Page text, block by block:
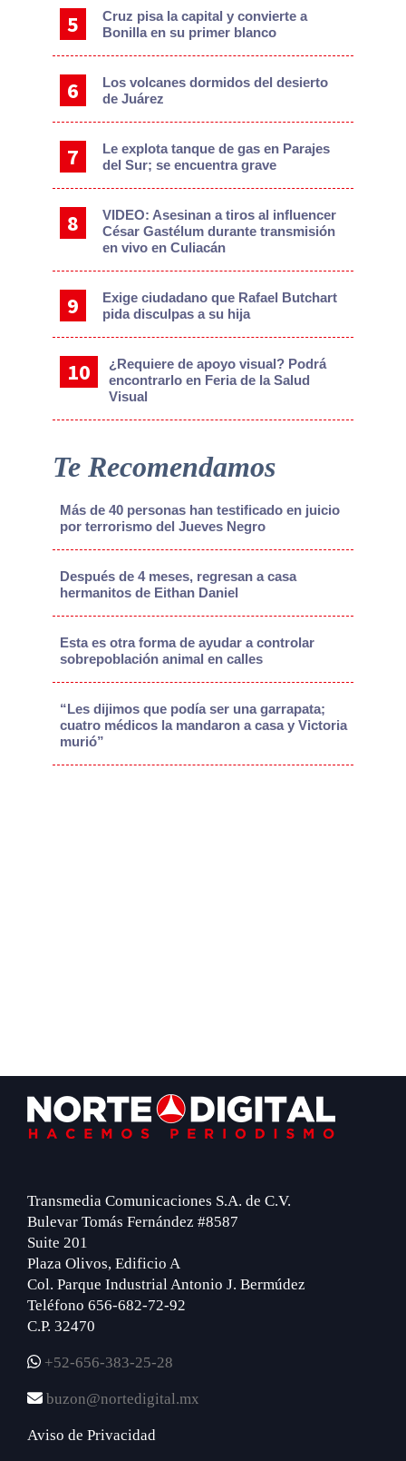
Cruz pisa la capital y convierte a
Bonilla en su primer blanco
Los volcanes dormidos del desierto
de Juárez
Le explota tanque de gas en Parajes
del Sur; se encuentra grave
VIDEO: Asesinan a tiros al influencer
César Gastélum durante transmisión
en vivo en Culiacán
Exige ciudadano que Rafael Butchart
pida disculpas a su hija
¿Requiere de apoyo visual? Podrá
encontrarlo en Feria de la Salud
Visual
Te Recomendamos
Más de 40 personas han testificado en juicio
por terrorismo del Jueves Negro
Después de 4 meses, regresan a casa
hermanitos de Eithan Daniel
Esta es otra forma de ayudar a controlar
sobrepoblación animal en calles
“Les dijimos que podía ser una garrapata;
cuatro médicos la mandaron a casa y Victoria
murió”
Footer
Transmedia Comunicaciones S.A. de C.V.
Bulevar Tomás Fernández #8587
Suite 201
Plaza Olivos, Edificio A
Col. Parque Industrial Antonio J. Bermúdez
Teléfono 656-682-72-92
C.P. 32470
+52-656-383-25-28
buzon@nortedigital.mx
Aviso de Privacidad